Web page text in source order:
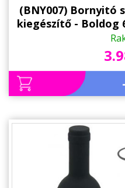
(BNY007) Bornyitó
kiegészítő - Boldog
- Ajándék
-